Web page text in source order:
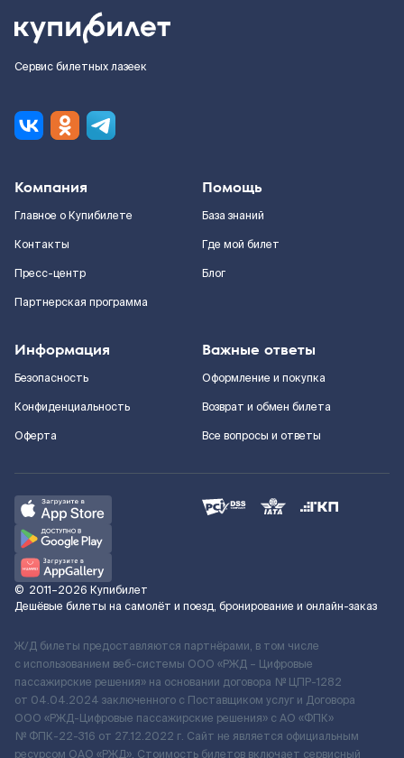
Сервис билетных лазеек
Компания
Главное о Купибилете
Контакты
Пресс-центр
Партнерская программа
Помощь
База знаний
Где мой билет
Блог
Информация
Безопасность
Конфиденциальность
Оферта
Важные ответы
Оформление и покупка
Возврат и обмен билета
Все вопросы и ответы
© 2011–2026 Купибилет
Дешёвые билеты на самолёт и поезд, бронирование и онлайн-заказ
Ж/Д билеты предоставляются партнёрами, в том числе
с использованием веб-системы ООО «РЖД – Цифровые
пассажирские решения» на основании договора № ЦПР-1282
от 04.04.2024 заключенного с Поставщиком услуг и Договора
ООО «РЖД-Цифровые пассажирские решения» c АО «ФПК»
№ ФПК-22-316 от 27.12.2022 г. Сайт не является официальным
ресурсом ОАО «РЖД». Стоимость билетов включает сервисный